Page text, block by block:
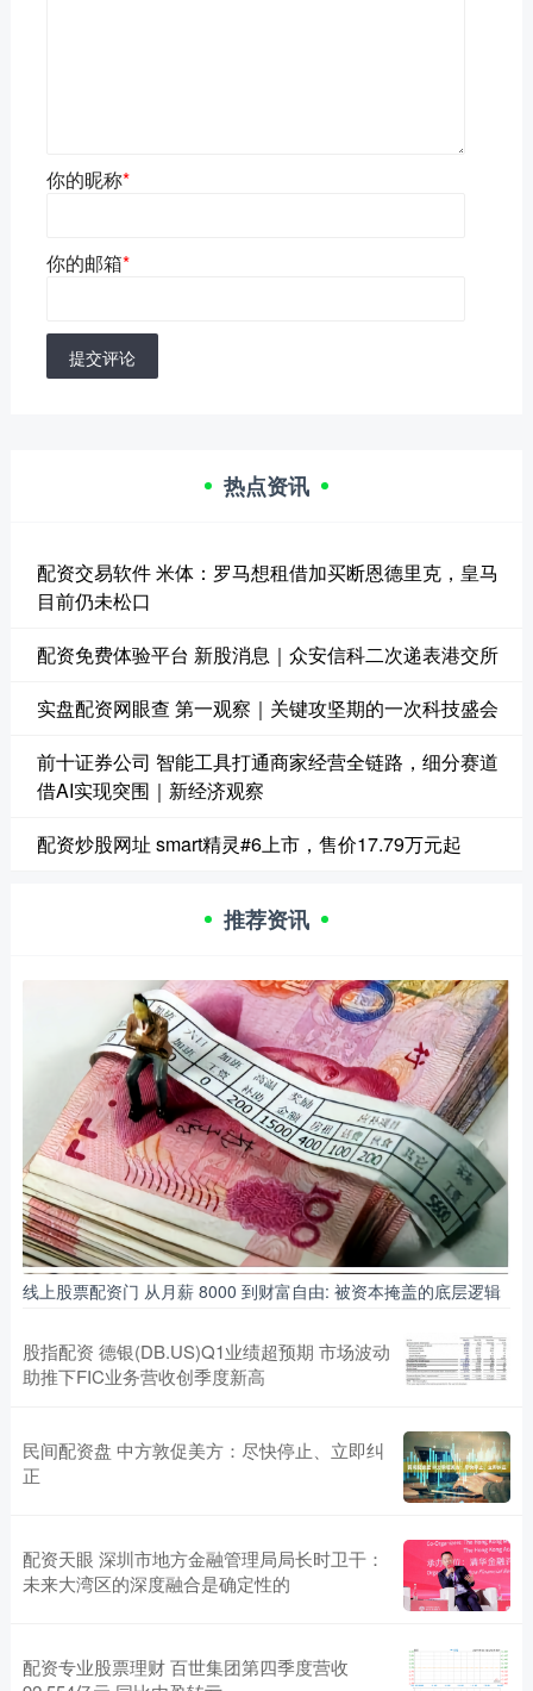
你的昵称*
你的邮箱*
提交评论
热点资讯
配资交易软件 米体：罗马想租借加买断恩德里克，皇马
目前仍未松口
配资免费体验平台 新股消息｜众安信科二次递表港交所
实盘配资网眼查 第一观察｜关键攻坚期的一次科技盛会
前十证券公司 智能工具打通商家经营全链路，细分赛道
借AI实现突围｜新经济观察
配资炒股网址 smart精灵#6上市，售价17.79万元起
推荐资讯
线上股票配资门 从月薪 8000 到财富自由: 被资本掩盖的底层逻辑
股指配资 德银(DB.US)Q1业绩超预期 市场波动
助推下FIC业务营收创季度新高
民间配资盘 中方敦促美方：尽快停止、立即纠
正
配资天眼 深圳市地方金融管理局局长时卫干：
未来大湾区的深度融合是确定性的
配资专业股票理财 百世集团第四季度营收